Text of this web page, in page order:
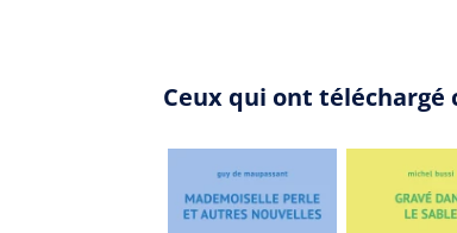
Ceux qui ont téléchargé